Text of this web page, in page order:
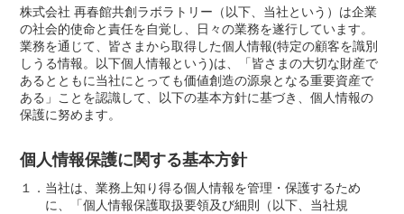
株式会社 再春館共創ラボラトリー（以下、当社という）は企業
の社会的使命と責任を自覚し、日々の業務を遂行しています。
業務を通じて、皆さまから取得した個人情報(特定の顧客を識別
しうる情報。以下個人情報という)は、「皆さまの大切な財産で
あるとともに当社にとっても価値創造の源泉となる重要資産で
ある」ことを認識して、以下の基本方針に基づき、個人情報の
保護に努めます。
個人情報保護に関する基本方針
１．当社は、業務上知り得る個人情報を管理・保護するため
に、「個人情報保護取扱要領及び細則（以下、当社規